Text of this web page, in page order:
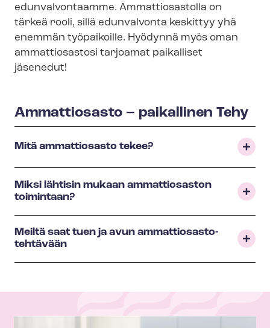
edunvalvontaamme. Ammattiosastolla on
tärkeä rooli, sillä edunvalvonta keskittyy yhä
enemmän työpaikoille. Hyödynnä myös oman
ammattiosastosi tarjoamat paikalliset
jäsenedut!
Ammattiosasto – paikallinen Tehy
Mitä ammattiosasto tekee?
Miksi lähtisin mukaan ammattiosaston
toimintaan?
Meiltä saat tuen ja avun am­mat­tio­sas­to­
teh­tä­vään